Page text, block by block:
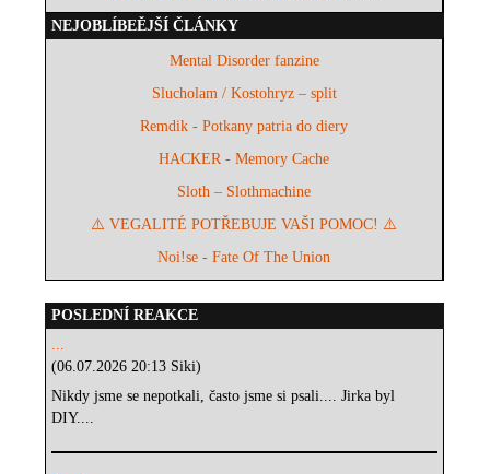
NEJOBLÍBEĚJŠÍ ČLÁNKY
Mental Disorder fanzine
Slucholam / Kostohryz – split
Remdik - Potkany patria do diery
HACKER - Memory Cache
Sloth – Slothmachine
⚠️ VEGALITÉ POTŘEBUJE VAŠI POMOC! ⚠️
Noi!se - Fate Of The Union
POSLEDNÍ REAKCE
...
(06.07.2026 20:13 Siki)
Nikdy jsme se nepotkali, často jsme si psali.... Jirka byl
DIY....